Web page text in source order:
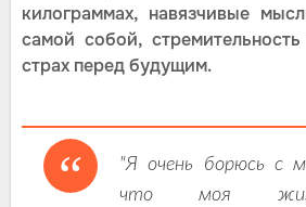
килограммах, навязчивые
самой собой,
страх перед будущим.
"Я очень борюсь с
что моя